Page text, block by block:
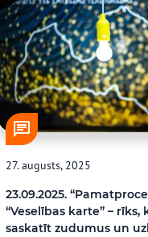
27. augusts, 2025
23.09.2025.
“Veselības karte” – rīks,
saskatīt zudumus un